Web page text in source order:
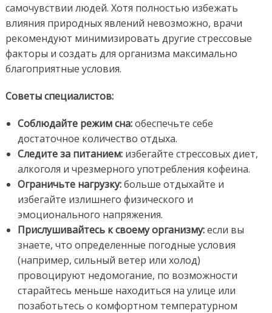
самочувствии людей. Хотя полностью избежать
влияния природных явлений невозможно, врачи
рекомендуют минимизировать другие стрессовые
факторы и создать для организма максимально
благоприятные условия.
Советы специалистов:
Соблюдайте режим сна:обеспечьте себе
достаточное количество отдыха.
Следите за питанием:избегайте стрессовых диет,
алкоголя и чрезмерного употребления кофеина.
Ограничьте нагрузку:больше отдыхайте и
избегайте излишнего физического и
эмоционального напряжения.
Прислушивайтесь к своему организму:если вы
знаете, что определенные погодные условия
(например, сильный ветер или холод)
провоцируют недомогание, по возможности
старайтесь меньше находиться на улице или
позаботьтесь о комфортном температурном